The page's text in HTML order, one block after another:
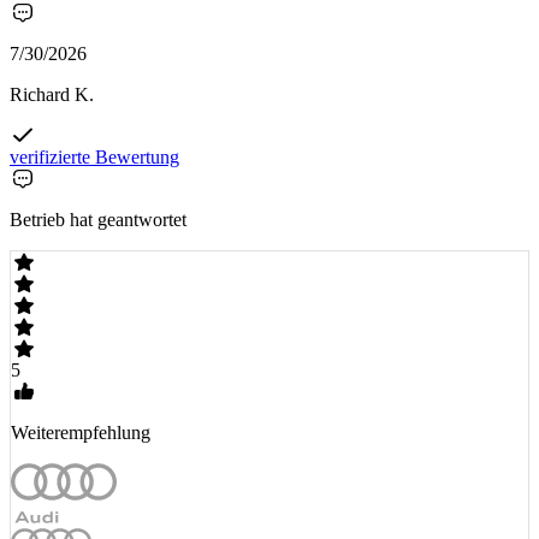
7/30/2026
Richard K.
verifizierte Bewertung
Betrieb hat geantwortet
5
Weiterempfehlung